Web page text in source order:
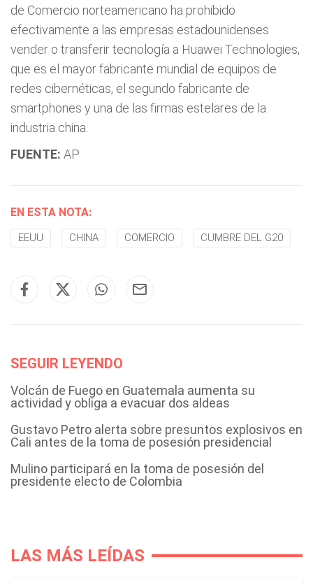
de Comercio norteamericano ha prohibido
efectivamente a las empresas estadounidenses
vender o transferir tecnología a Huawei Technologies,
que es el mayor fabricante mundial de equipos de
redes cibernéticas, el segundo fabricante de
smartphones y una de las firmas estelares de la
industria china.
FUENTE: AP
EN ESTA NOTA:
EEUU CHINA COMERCIO CUMBRE DEL G20
SEGUIR LEYENDO
Volcán de Fuego en Guatemala aumenta su
actividad y obliga a evacuar dos aldeas
Gustavo Petro alerta sobre presuntos explosivos en
Cali antes de la toma de posesión presidencial
Mulino participará en la toma de posesión del
presidente electo de Colombia
LAS MÁS LEÍDAS